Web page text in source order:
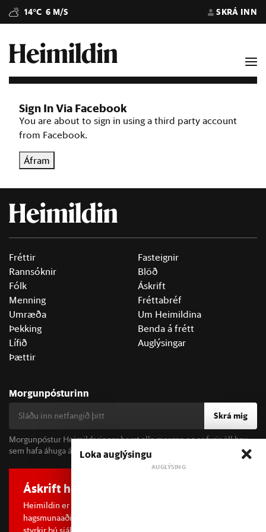
14°C 6 M/S SKRÁ INN
Sign In Via Facebook
You are about to sign in using a third party account
from Facebook.
Áfram
Fréttir
Rannsóknir
Fólk
Menning
Umræða
Þekking
Lífið
Þættir
Fasteignir
Blöð
Áskrift
Fréttabréf
Um Heimildina
Benda á frétt
Auglýsingar
Morgunpósturinn
Skrá mig
Morgunpóstur Heimildarinnar berst alla morgna og er fyrir öll þau
sem hafa áhuga á fréttum og þjóðfélagsumræðu.
Áskrift hefur áhrif
Heimildin er í dreifðu eignarhaldi og óháð
hagsmunaaðilum. Með því að kaupa áskrift að Heimildinni
Loka auglýsingu